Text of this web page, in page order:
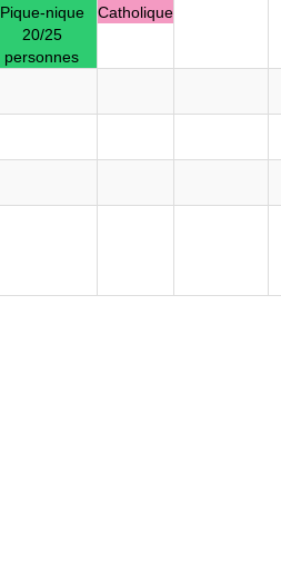
Pique-nique
20/25
personnes
Catholique